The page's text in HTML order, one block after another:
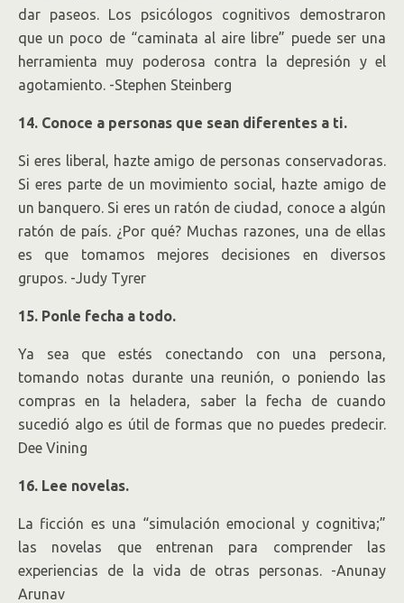
dar paseos. Los psicólogos cognitivos demostraron
que un poco de “caminata al aire libre” puede ser una
herramienta muy poderosa contra la depresión y el
agotamiento. -Stephen Steinberg
14. Conoce a personas que sean diferentes a ti.
Si eres liberal, hazte amigo de personas conservadoras.
Si eres parte de un movimiento social, hazte amigo de
un banquero. Si eres un ratón de ciudad, conoce a algún
ratón de país. ¿Por qué? Muchas razones, una de ellas
es que tomamos mejores decisiones en diversos
grupos. -Judy Tyrer
15. Ponle fecha a todo.
Ya sea que estés conectando con una persona,
tomando notas durante una reunión, o poniendo las
compras en la heladera, saber la fecha de cuando
sucedió algo es útil de formas que no puedes predecir.
Dee Vining
16. Lee novelas.
La ficción es una “simulación emocional y cognitiva;”
las novelas que entrenan para comprender las
experiencias de la vida de otras personas. -Anunay
Arunav